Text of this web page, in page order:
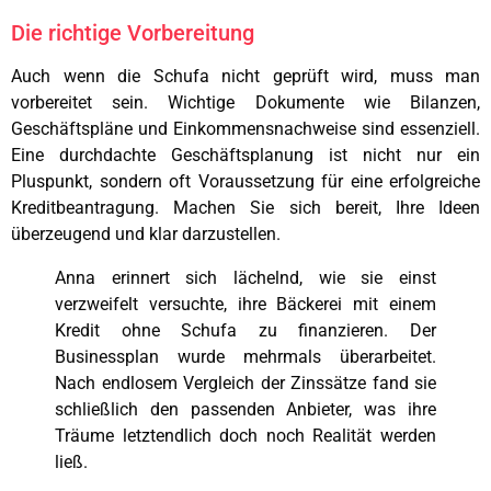
Die richtige Vorbereitung
Auch wenn die Schufa nicht geprüft wird, muss man
vorbereitet sein. Wichtige Dokumente wie Bilanzen,
Geschäftspläne und Einkommensnachweise sind essenziell.
Eine durchdachte Geschäftsplanung ist nicht nur ein
Pluspunkt, sondern oft Voraussetzung für eine erfolgreiche
Kreditbeantragung. Machen Sie sich bereit, Ihre Ideen
überzeugend und klar darzustellen.
Anna erinnert sich lächelnd, wie sie einst
verzweifelt versuchte, ihre Bäckerei mit einem
Kredit ohne Schufa zu finanzieren. Der
Businessplan wurde mehrmals überarbeitet.
Nach endlosem Vergleich der Zinssätze fand sie
schließlich den passenden Anbieter, was ihre
Träume letztendlich doch noch Realität werden
ließ.